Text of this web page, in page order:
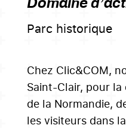
Domaine
Parc historique
Chez Clic&COM,
Saint-Clair, pour la
de la Normandie,
les visiteurs dans